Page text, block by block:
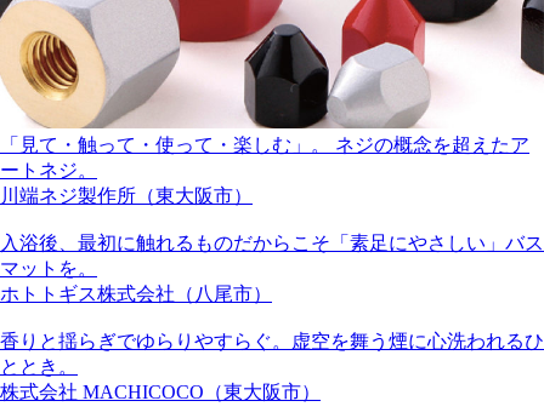
「見て・触って・使って・楽しむ」。 ネジの概念を超えたア
ートネジ。
川端ネジ製作所（東大阪市）
入浴後、最初に触れるものだからこそ「素足にやさしい」バス
マットを。
ホトトギス株式会社（八尾市）
香りと揺らぎでゆらりやすらぐ。虚空を舞う煙に心洗われるひ
ととき。
株式会社 MACHICOCO（東大阪市）